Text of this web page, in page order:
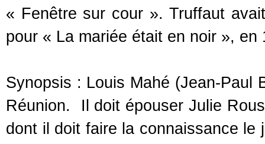
« Fenêtre sur cour ». Truffaut
pour « La mariée était en noir », en
Synopsis : Louis Mahé (Jean-Paul
Réunion. Il doit épouser Julie
dont il doit faire la connaissance le